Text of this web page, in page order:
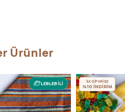
Ürünler
LEBLEBİLİ İLK SİPARİŞE
%10 İNDİRİM